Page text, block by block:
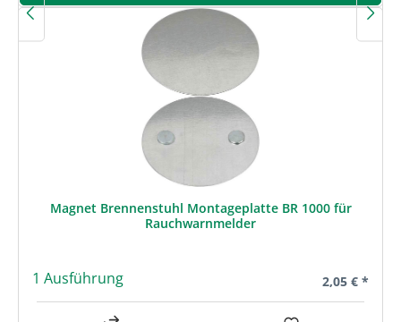
Magnet Brennenstuhl Montageplatte BR 1000 für
Rauchwarnmelder
1 Ausführung Regulärer
2,05 € *